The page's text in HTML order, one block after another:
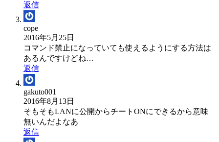
返信
cope
2016年5月25日
コマンド禁止になっていても使えるようにする方法は
あるんですけどね…
返信
gakuto001
2016年8月13日
そもそもLANに公開からチートONにできるから意味
無いんだよなあ
返信